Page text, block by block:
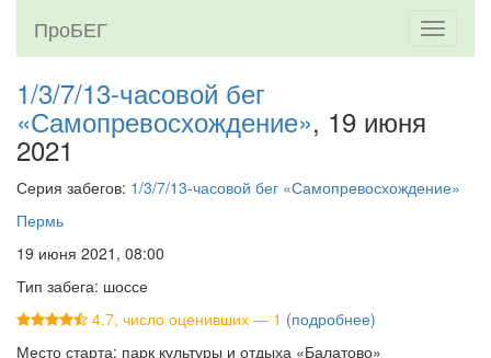
Toggle
ПроБЕГ
1/3/7/13-часовой бег
«Самопревосхождение», 19 июня
2021
Серия забегов: 1/3/7/13-часовой бег «Самопревосхождение»
Пермь
19 июня 2021, 08:00
Тип забега: шоссе
4.7, число оценивших — 1 (подробнее)
Место старта: парк культуры и отдыха «Балатово»